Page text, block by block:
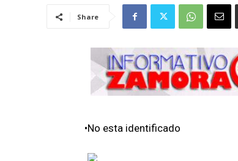
Share
•No esta identificado